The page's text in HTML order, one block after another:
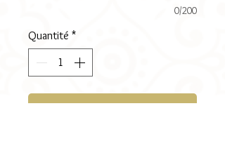
0/200
Quantité *
Ajouter au panier